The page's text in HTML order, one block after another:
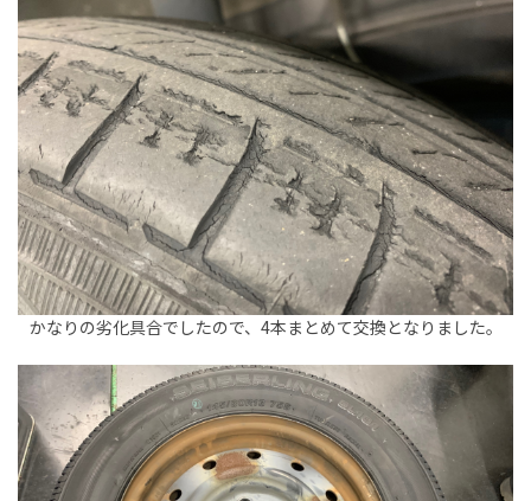
かなりの劣化具合でしたので、4本まとめて交換となりました。